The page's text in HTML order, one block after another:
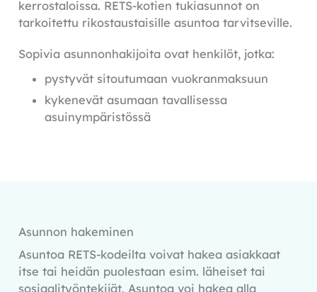
kerrostaloissa. RETS-kotien tukiasunnot on
tarkoitettu rikostaustaisille asuntoa tarvitseville.
Sopivia asunnonhakijoita ovat henkilöt, jotka:
pystyvät sitoutumaan vuokranmaksuun
kykenevät asumaan tavallisessa
asuinympäristössä
Asunnon hakeminen
Asuntoa RETS-kodeilta voivat hakea asiakkaat
itse tai heidän puolestaan esim. läheiset tai
sosiaalityöntekijät. Asuntoa voi hakea alla